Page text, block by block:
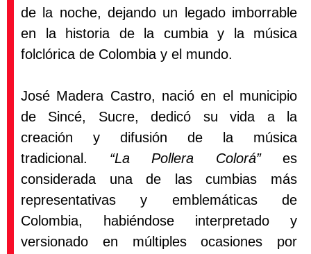
de la noche, dejando un legado imborrable
en la historia de la cumbia y la música
folclórica de Colombia y el mundo.
José Madera Castro, nació en el municipio
de Sincé, Sucre, dedicó su vida a la
creación y difusión de la música
tradicional. “La Pollera Colorá”es
considerada una de las cumbias más
representativas y emblemáticas de
Colombia, habiéndose interpretado y
versionado en múltiples ocasiones por